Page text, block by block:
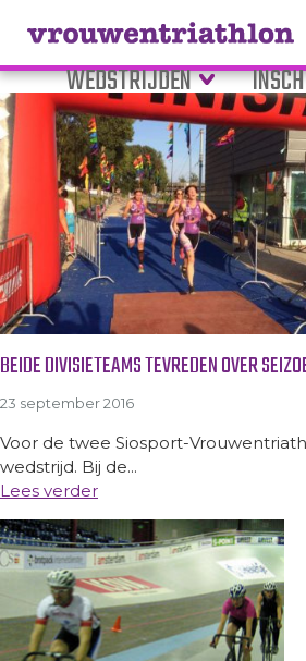
WEDSTRIJDEN
Tag Archive:
BEIDE DIVISIETEAMS TEVREDEN OVER
23 september 2016
Voor de twee Siosport-
wedstrijd. Bij de...
Lees verder